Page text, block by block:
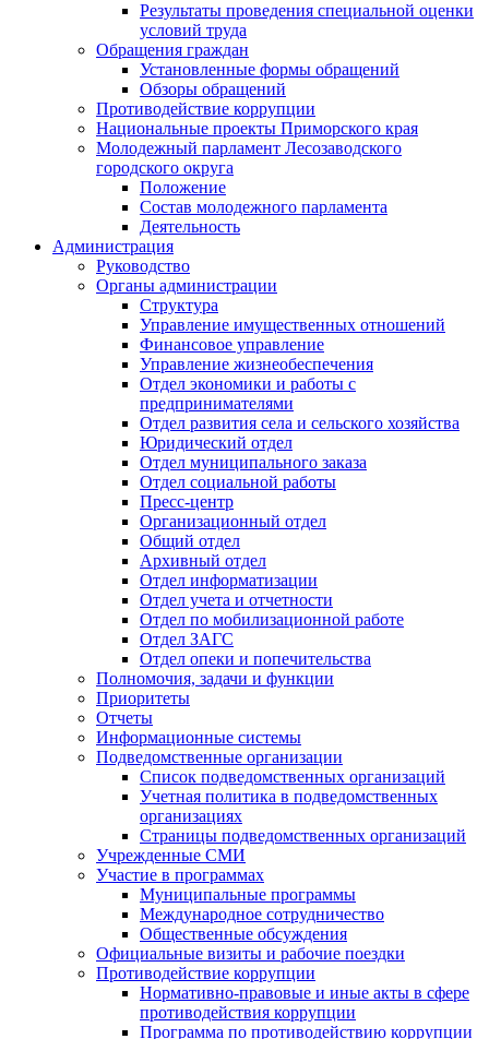
Результаты проведения специальной оценки
условий труда
Обращения граждан
Установленные формы обращений
Обзоры обращений
Противодействие коррупции
Национальные проекты Приморского края
Молодежный парламент Лесозаводского
городского округа
Положение
Состав молодежного парламента
Деятельность
Администрация
Руководство
Органы администрации
Структура
Управление имущественных отношений
Финансовое управление
Управление жизнеобеспечения
Отдел экономики и работы с
предпринимателями
Отдел развития села и сельского хозяйства
Юридический отдел
Отдел муниципального заказа
Отдел социальной работы
Пресс-центр
Организационный отдел
Общий отдел
Архивный отдел
Отдел информатизации
Отдел учета и отчетности
Отдел по мобилизационной работе
Отдел ЗАГС
Отдел опеки и попечительства
Полномочия, задачи и функции
Приоритеты
Отчеты
Информационные системы
Подведомственные организации
Список подведомственных организаций
Учетная политика в подведомственных
организациях
Страницы подведомственных организаций
Учрежденные СМИ
Участие в программах
Муниципальные программы
Международное сотрудничество
Общественные обсуждения
Официальные визиты и рабочие поездки
Противодействие коррупции
Нормативно-правовые и иные акты в сфере
противодействия коррупции
Программа по противодействию коррупции